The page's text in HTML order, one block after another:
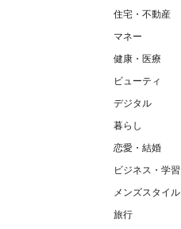
住宅・不動産
マネー
健康・医療
ビューティ
デジタル
暮らし
恋愛・結婚
ビジネス・学習
メンズスタイル
旅行